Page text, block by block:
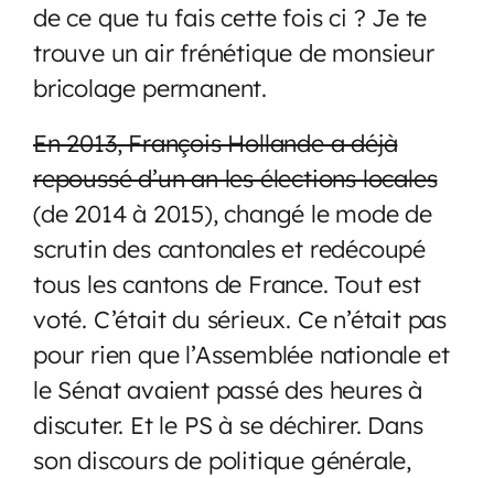
de ce que tu fais cette fois ci ? Je te
trouve un air frénétique de monsieur
bricolage permanent.
En 2013, François Hollande a déjà
repoussé d’un an les élections locales
(de 2014 à 2015), changé le mode de
scrutin des cantonales et redécoupé
tous les cantons de France. Tout est
voté. C’était du sérieux. Ce n’était pas
pour rien que l’Assemblée nationale et
le Sénat avaient passé des heures à
discuter. Et le PS à se déchirer. Dans
son discours de politique générale,